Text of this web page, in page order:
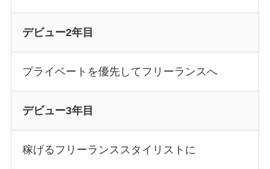
デビュー2年目
プライベートを優先してフリーランスへ
デビュー3年目
稼げるフリーランススタイリストに